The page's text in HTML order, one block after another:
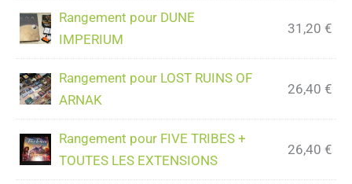
Rangement pour DUNE
IMPERIUM
31,20 €
Rangement pour LOST RUINS OF
ARNAK
26,40 €
Rangement pour FIVE TRIBES +
TOUTES LES EXTENSIONS
26,40 €